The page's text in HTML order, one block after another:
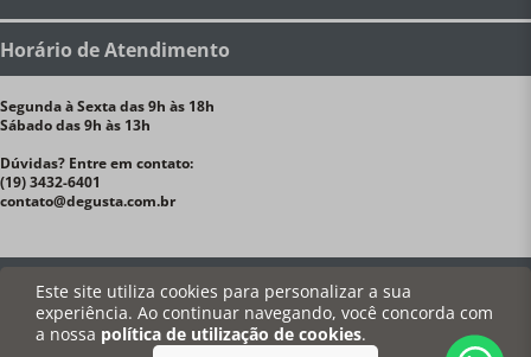
Este site utiliza cookies para personalizar a sua
experiência. Ao continuar navegando, você concorda com
a nossa política de utilização de cookies.
Horário de Atendimento
Segunda à Sexta das 9h às 18h
Sábado das 9h às 13h
Dúvidas? Entre em contato:
(19) 3432-6401
contato@degusta.com.br
Para você
Institucional